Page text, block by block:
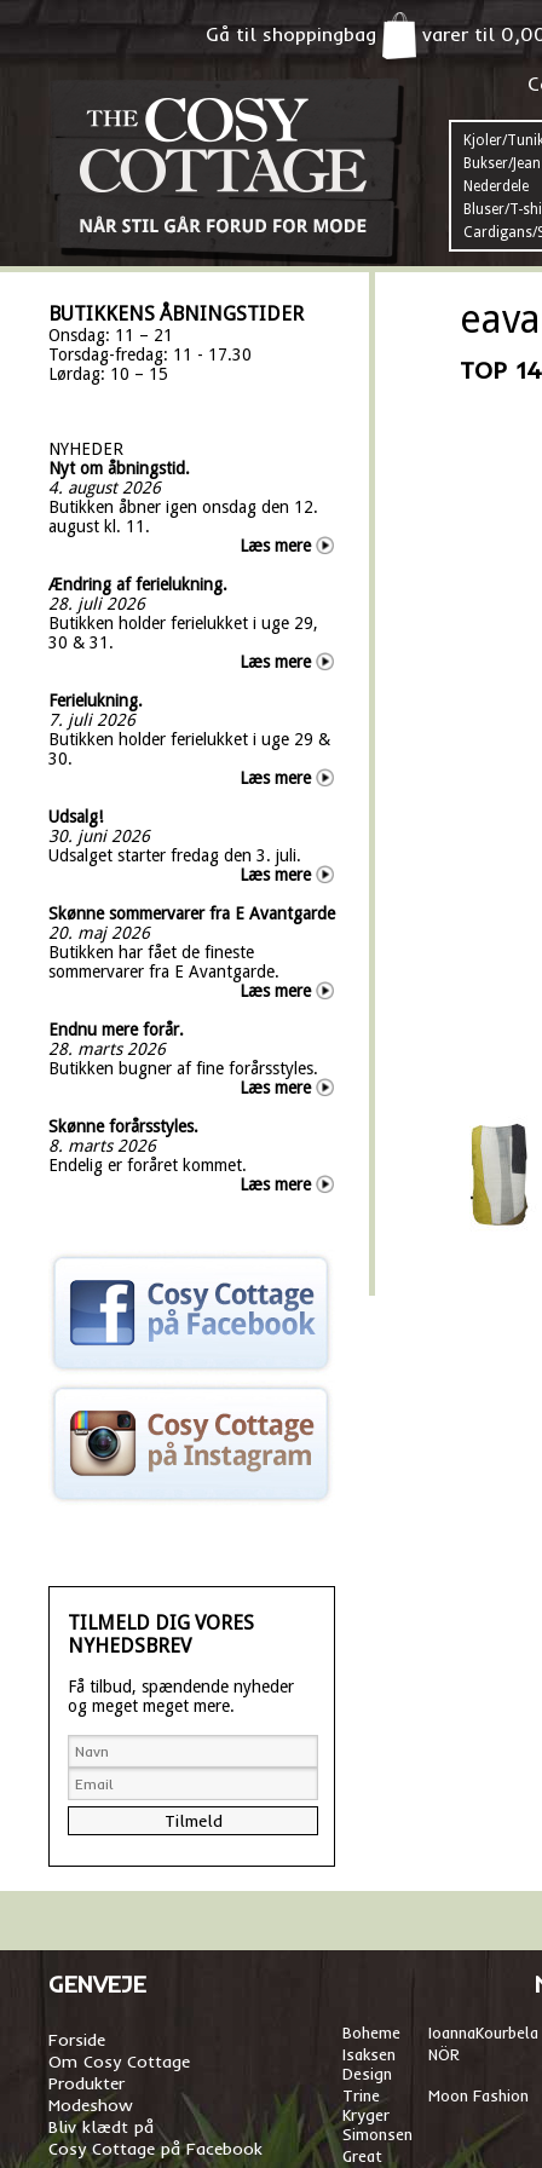
Gå til shoppingbag varer til
Kjoler/
Bukser/
Nederdele
Bluser/T-
Cardigans/
BUTIKKENS ÅBNINGSTIDER
Onsdag: 11 – 21
Torsdag-fredag: 11 - 17.30
Lørdag: 10 – 15
NYHEDER
Nyt om åbningstid.
4. august 2026
Butikken åbner igen onsdag den 12.
august kl. 11.
Læs mere
Ændring af ferielukning.
28. juli 2026
Butikken holder ferielukket i uge 29,
30 & 31.
Læs mere
Ferielukning.
7. juli 2026
Butikken holder ferielukket i uge 29 &
30.
Læs mere
Udsalg!
30. juni 2026
Udsalget starter fredag den 3. juli.
Læs mere
Skønne sommervarer fra E Avantgarde
20. maj 2026
Butikken har fået de fineste
sommervarer fra E Avantgarde.
Læs mere
Endnu mere forår.
28. marts 2026
Butikken bugner af fine forårsstyles.
Læs mere
Skønne forårsstyles.
8. marts 2026
Endelig er foråret kommet.
Læs mere
TILMELD DIG VORES
NYHEDSBREV
Få tilbud, spændende nyheder
og meget meget mere.
TOP
GENVEJE
Forside
Om Cosy Cottage
Produkter
Modeshow
Bliv klædt på
Cosy Cottage på Facebook
Boheme IoannaKourbela
Isaksen
Design
NÖR
Trine
Kryger
Simonsen
Moon Fashion
Great